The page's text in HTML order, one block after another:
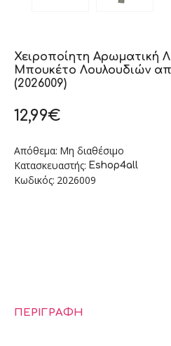
Χειροποίητη Αρωματική
Μπουκέτο Λουλουδιών
(2026009)
Απόθεμα: Μη διαθέσιμο
Κατασκευαστής: Eshop4all
Κωδικός: 2026009
12,99€
ΠΕΡΙΓΡΑΦΉ